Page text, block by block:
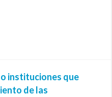
instituciones que
de las